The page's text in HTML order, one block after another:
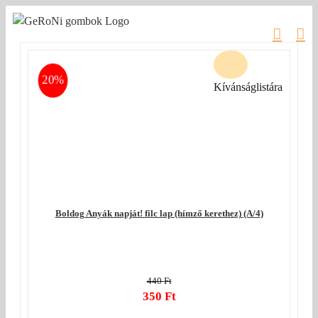
Kihagyás
20%
Boldog Anyák napját! filc lap (hímző kerethez) (A/4)
440Ft
Original
350 Ft
Kívánságlistára